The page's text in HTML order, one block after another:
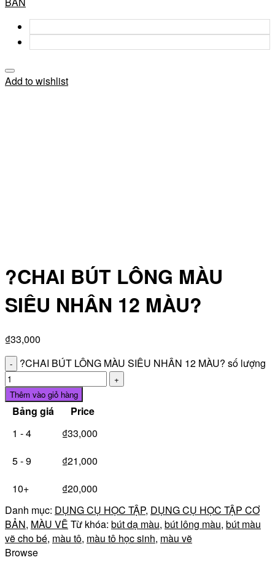
Add to wishlist
?CHAI BÚT LÔNG MÀU
SIÊU NHÂN 12 MÀU?
₫33,000
?CHAI BÚT LÔNG MÀU SIÊU NHÂN 12 MÀU? số lượng
Thêm vào giỏ hàng
Bảng giá
Price
1 - 4
₫33,000
5 - 9
₫21,000
10+
₫20,000
Danh mục: DỤNG CỤ HỌC TẬP, DỤNG CỤ HỌC TẬP CƠ
BẢN, MÀU VẼ Từ khóa: bút dạ màu, bút lông màu, bút màu
vẽ cho bé, màu tô, màu tô học sinh, màu vẽ
Browse